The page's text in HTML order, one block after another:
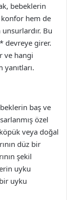
bebeklerin
konfor hem de
Bu
devreye girer.
ve hangi
baş ve
özel
veya doğal
düz bir
şekil
uyku
uyku